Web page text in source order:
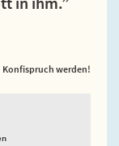
Konfispruch werden!